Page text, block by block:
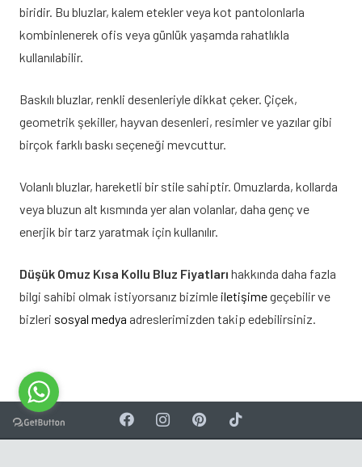
biridir. Bu bluzlar, kalem etekler veya kot pantolonlarla
kombinlenerek ofis veya günlük yaşamda rahatlıkla
kullanılabilir.
Baskılı bluzlar, renkli desenleriyle dikkat çeker. Çiçek,
geometrik şekiller, hayvan desenleri, resimler ve yazılar gibi
birçok farklı baskı seçeneği mevcuttur.
Volanlı bluzlar, hareketli bir stile sahiptir. Omuzlarda, kollarda
veya bluzun alt kısmında yer alan volanlar, daha genç ve
enerjik bir tarz yaratmak için kullanılır.
Düşük Omuz Kısa Kollu Bluz Fiyatları hakkında daha fazla
bilgi sahibi olmak istiyorsanız bizimle iletişimegeçebilir ve
bizleri sosyal medya adreslerimizden takip edebilirsiniz.